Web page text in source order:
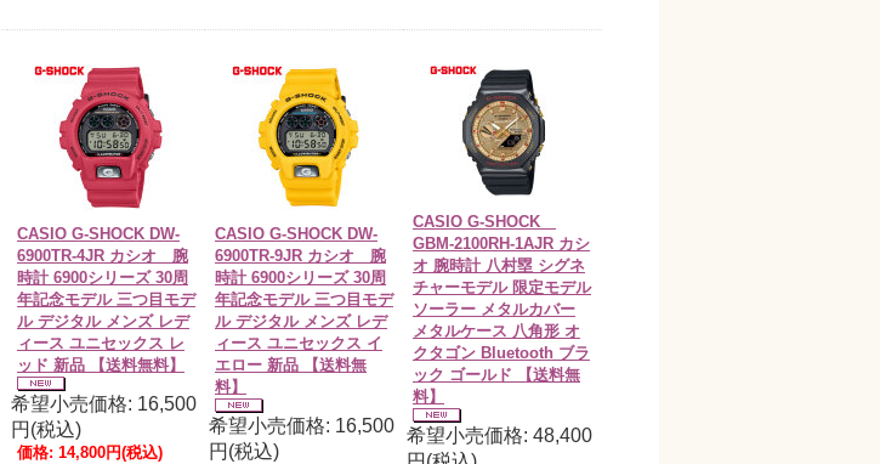
CASIO G-SHOCK DW-
6900TR-4JR カシオ 腕
時計 6900シリーズ 30周
年記念モデル 三つ目モデ
ル デジタル メンズ レデ
ィース ユニセックス レ
ッド 新品 【送料無料】
希望小売価格: 16,500
円(税込)
価格: 14,800円(税込)
CASIO G-SHOCK DW-
6900TR-9JR カシオ 腕
時計 6900シリーズ 30周
年記念モデル 三つ目モデ
ル デジタル メンズ レデ
ィース ユニセックス イ
エロー 新品 【送料無
料】
希望小売価格: 16,500
円(税込)
CASIO G-SHOCK
GBM-2100RH-1AJR カシ
オ 腕時計 八村塁 シグネ
チャーモデル 限定モデル
ソーラー メタルカバー
メタルケース 八角形 オ
クタゴン Bluetooth ブラ
ック ゴールド 【送料無
料】
希望小売価格: 48,400